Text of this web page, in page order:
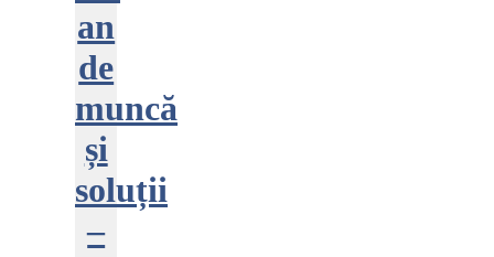
an
de
muncă
și
soluții
–